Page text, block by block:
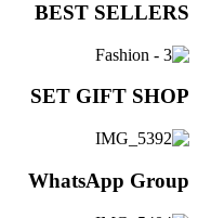
BEST SELLERS
SET GIFT SHOP
WhatsApp Group